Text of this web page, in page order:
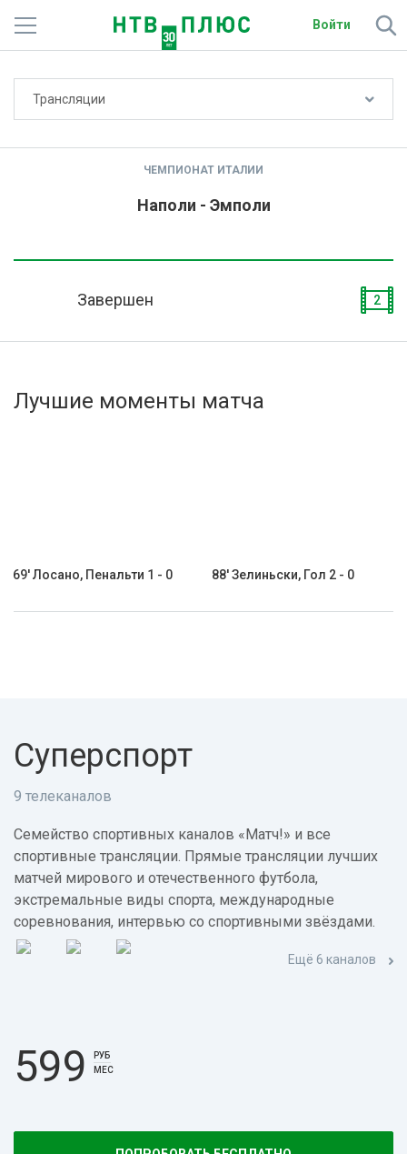
Войти
Активировать промокод
Трансляции
ЧЕМПИОНАТ ИТАЛИИ
Наполи - Эмполи
Завершен 2
Лучшие моменты матча
69' Лосано, Пенальти 1 - 0 88' Зелиньски, Гол 2 - 0
Суперспорт
9 телеканалов
Семейство спортивных каналов «Матч!» и все
спортивные трансляции. Прямые трансляции лучших
матчей мирового и отечественного футбола,
экстремальные виды спорта, международные
соревнования, интервью со спортивными звёздами.
Ещё 6 каналов
599
РУБ
МЕС